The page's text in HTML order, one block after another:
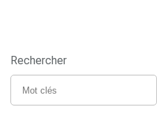
Rechercher